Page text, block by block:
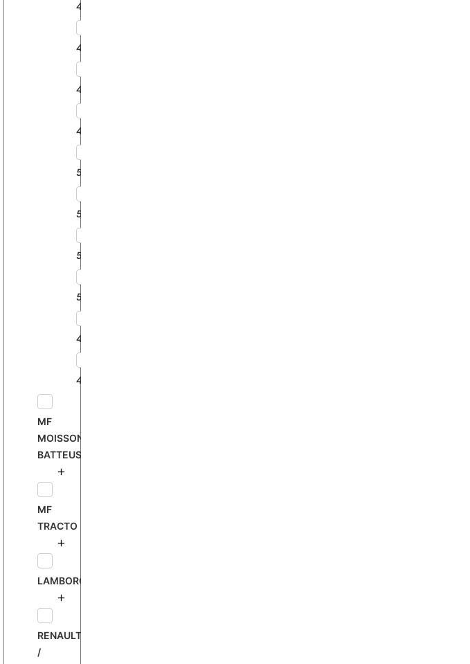
410
412
415
420
525
526
530
540
425
435
MF
MOISSONNEUSE
BATTEUSE
MF
TRACTO
LAMBORGHINI
RENAULT
/